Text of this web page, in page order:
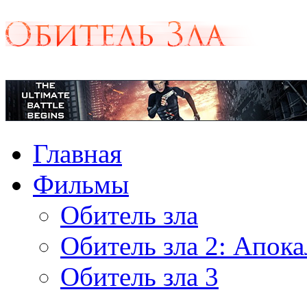
Главная
Фильмы
Обитель зла
Обитель зла 2:
Обитель зла 3